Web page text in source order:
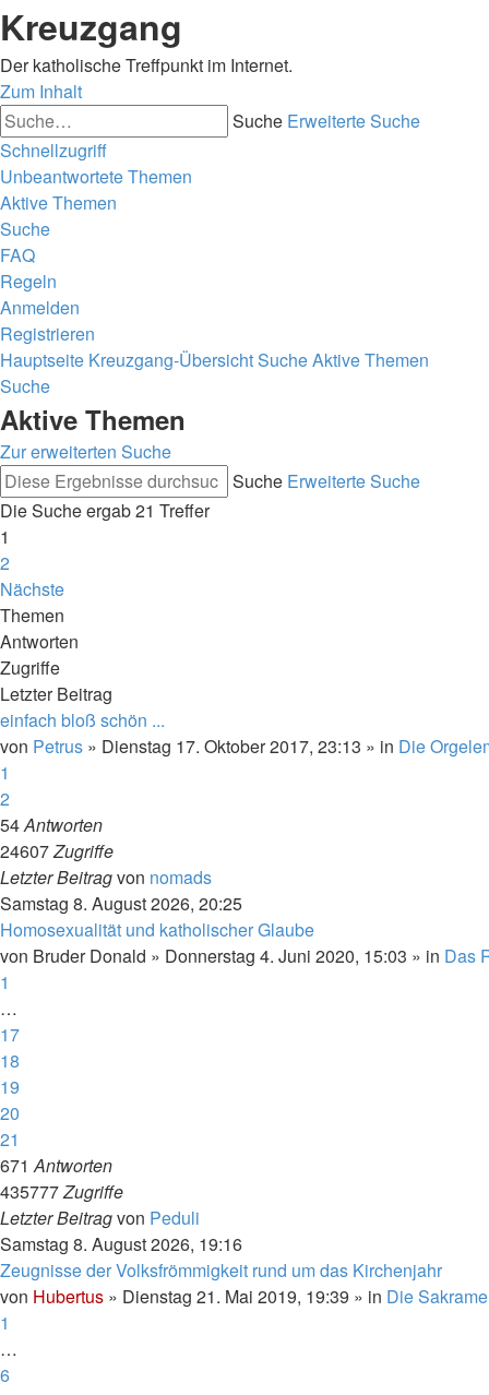
Kreuzgang
Der katholische Treffpunkt im Internet.
Zum Inhalt
Suche Erweiterte Suche
Schnellzugriff
Unbeantwortete Themen
Aktive Themen
Suche
FAQ
Regeln
Anmelden
Registrieren
Hauptseite Kreuzgang-ÜbersichtSucheAktive Themen
Suche
Aktive Themen
Zur erweiterten Suche
Suche Erweiterte Suche
Die Suche ergab 21 Treffer
1
2
Nächste
Themen
Antworten
Zugriffe
Letzter Beitrag
einfach bloß schön ...
von Petrus » Dienstag 17. Oktober 2017, 23:13 » in Die
1
2
54Antworten
24607Zugriffe
Letzter Beitragvon nomads
Samstag 8. August 2026, 20:25
Homosexualität und katholischer Glaube
von Bruder Donald » Donnerstag 4. Juni 2020, 15:03 » in Das
1
…
17
18
19
20
21
671Antworten
435777Zugriffe
Letzter Beitragvon Peduli
Samstag 8. August 2026, 19:16
Zeugnisse der Volksfrömmigkeit rund um das Kirchenjahr
von Hubertus » Dienstag 21. Mai 2019, 19:39 » in Die
1
…
6